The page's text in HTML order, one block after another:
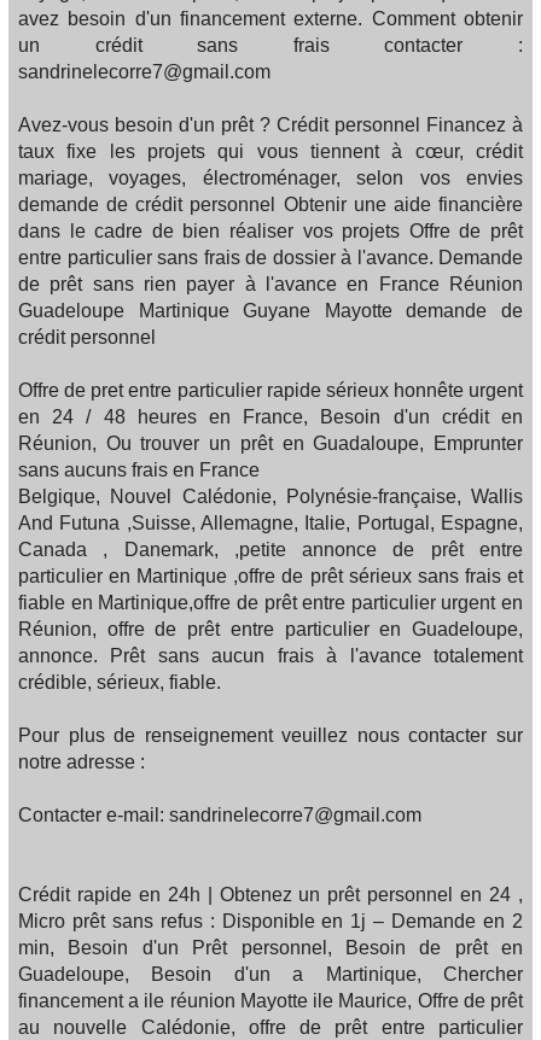
avez besoin d'un financement externe. Comment obtenir
un crédit sans frais contacter :
sandrinelecorre7@gmail.com
Avez-vous besoin d'un prêt ? Crédit personnel Financez à
taux fixe les projets qui vous tiennent à cœur, crédit
mariage, voyages, électroménager, selon vos envies
demande de crédit personnel Obtenir une aide financière
dans le cadre de bien réaliser vos projets Offre de prêt
entre particulier sans frais de dossier à l'avance. Demande
de prêt sans rien payer à l'avance en France Réunion
Guadeloupe Martinique Guyane Mayotte demande de
crédit personnel
Offre de pret entre particulier rapide sérieux honnête urgent
en 24 / 48 heures en France, Besoin d'un crédit en
Réunion, Ou trouver un prêt en Guadaloupe, Emprunter
sans aucuns frais en France
Belgique, Nouvel Calédonie, Polynésie-française, Wallis
And Futuna ,Suisse, Allemagne, Italie, Portugal, Espagne,
Canada , Danemark, ,petite annonce de prêt entre
particulier en Martinique ,offre de prêt sérieux sans frais et
fiable en Martinique,offre de prêt entre particulier urgent en
Réunion, offre de prêt entre particulier en Guadeloupe,
annonce. Prêt sans aucun frais à l'avance totalement
crédible, sérieux, fiable.
Pour plus de renseignement veuillez nous contacter sur
notre adresse :
Contacter e-mail: sandrinelecorre7@gmail.com
Crédit rapide en 24h | Obtenez un prêt personnel en 24 ,
Micro prêt sans refus : Disponible en 1j – Demande en 2
min, Besoin d'un Prêt personnel, Besoin de prêt en
Guadeloupe, Besoin d'un a Martinique, Chercher
financement a ile réunion Mayotte ile Maurice, Offre de prêt
au nouvelle Calédonie, offre de prêt entre particulier